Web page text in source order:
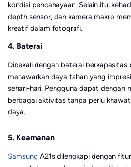
kondisi pencahayaan. Selain itu,
depth sensor, dan kamera makro
kreatif dalam fotografi.
4. Baterai
Dibekali dengan baterai berkapasitas
menawarkan daya tahan yang
sehari-hari. Pengguna dapat dengan
berbagai aktivitas tanpa perlu
daya.
5. Keamanan
Samsung A21s dilengkapi dengan